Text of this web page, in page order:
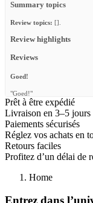
Summary topics
Review topics: [].
Review highlights
Reviews
Goed!
"Goed!"
— Ronald S. 5/5
Super Qualität
"Sehr gut und mit viel Liebe
echt der Hammer. Die
kaufen"
Krög C.(5/5
Prêt à être expédié
Livraison en 3–5 jours
Paiements sécurisés
Réglez vos achats en
Retours faciles
Profitez d’un délai de
Home